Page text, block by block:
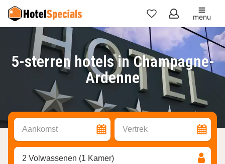
Mijn
favorieten
menu
5-sterren hotels in Champagne-
Ardenne
Aankomst Vertrek
2 Volwassenen (1 Kamer)